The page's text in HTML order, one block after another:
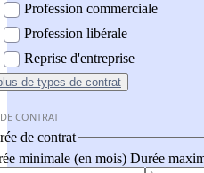
Profession commerciale
Profession libérale
Reprise d'entreprise
de types de contrat
CONTRAT
de contrat
minimale (en mois) Durée